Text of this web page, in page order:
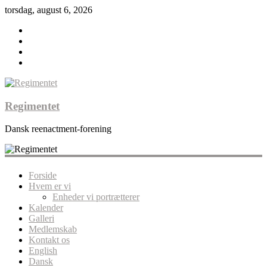
torsdag, august 6, 2026
Regimentet
Dansk reenactment-forening
Forside
Hvem er vi
Enheder vi portrætterer
Kalender
Galleri
Medlemskab
Kontakt os
English
Dansk